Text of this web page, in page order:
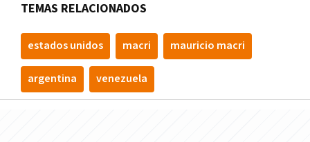
TEMAS RELACIONADOS
estados unidos macri mauricio macri
argentina venezuela